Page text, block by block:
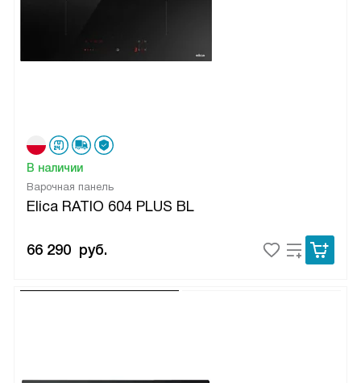
Варочная панель
Elica RATIO 604 PLUS BL
В наличии
66 290 руб.